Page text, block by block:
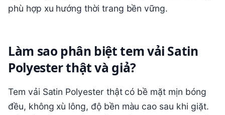
phù hợp xu hướng thời trang bền vững.
Làm sao phân biệt tem vải Satin
Polyester thật và giả?
Tem vải Satin Polyester thật có bề mặt mịn bóng
đều, không xù lông, độ bền màu cao sau khi giặt.